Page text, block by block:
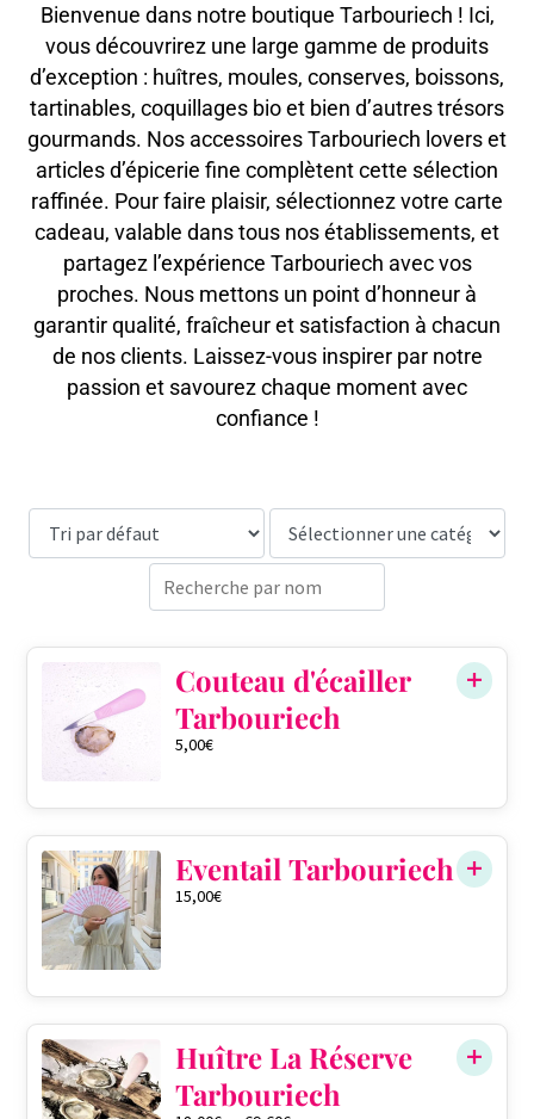
Bienvenue dans notre boutique Tarbouriech ! Ici,
vous découvrirez une large gamme de produits
d’exception : huîtres, moules, conserves, boissons,
tartinables, coquillages bio et bien d’autres trésors
gourmands. Nos accessoires Tarbouriech lovers et
articles d’épicerie fine complètent cette sélection
raffinée. Pour faire plaisir, sélectionnez votre carte
cadeau, valable dans tous nos établissements, et
partagez l’expérience Tarbouriech avec vos
proches. Nous mettons un point d’honneur à
garantir qualité, fraîcheur et satisfaction à chacun
de nos clients. Laissez-vous inspirer par notre
passion et savourez chaque moment avec
confiance !
Couteau d'écailler
Tarbouriech
5,00€
Eventail Tarbouriech
15,00€
Huître La Réserve
Tarbouriech